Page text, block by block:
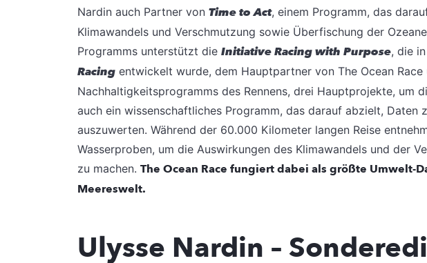
Nardin auch Partner von Time to Act, einem Programm, das
Klimawandels und Verschmutzung sowie Überfischung der
Programms unterstützt die Initiative Racing with Purpose, die
Racing entwickelt wurde, dem Hauptpartner von The Ocean
Nachhaltigkeitsprogramms des Rennens, drei Hauptprojekte, um
auch ein wissenschaftliches Programm, das darauf abzielt, Daten
auszuwerten. Während der 60.000 Kilometer langen Reise
Wasserproben, um die Auswirkungen des Klimawandels und der
zu machen. The Ocean Race fungiert dabei als größte Umwelt-
Meereswelt.
Ulysse Nardin –